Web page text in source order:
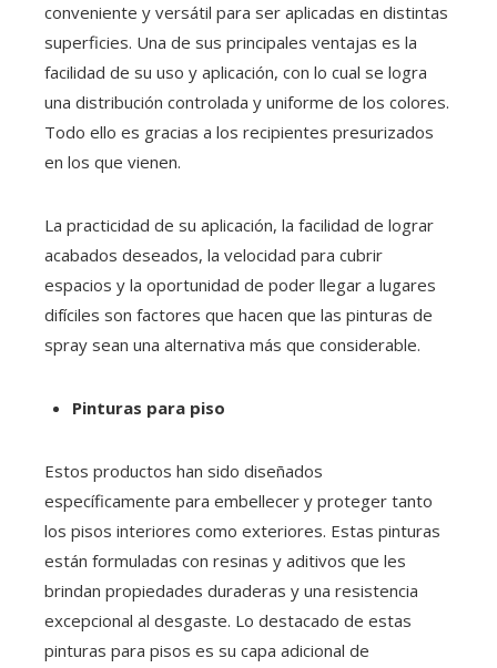
conveniente y versátil para ser aplicadas en distintas
superficies. Una de sus principales ventajas es la
facilidad de su uso y aplicación, con lo cual se logra
una distribución controlada y uniforme de los colores.
Todo ello es gracias a los recipientes presurizados
en los que vienen.
La practicidad de su aplicación, la facilidad de lograr
acabados deseados, la velocidad para cubrir
espacios y la oportunidad de poder llegar a lugares
difíciles son factores que hacen que las pinturas de
spray sean una alternativa más que considerable.
Pinturas para piso
Estos productos han sido diseñados
específicamente para embellecer y proteger tanto
los pisos interiores como exteriores. Estas pinturas
están formuladas con resinas y aditivos que les
brindan propiedades duraderas y una resistencia
excepcional al desgaste. Lo destacado de estas
pinturas para pisos es su capa adicional de